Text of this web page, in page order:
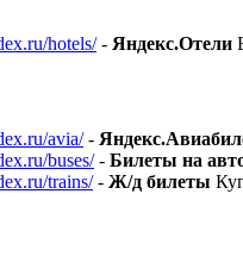
hotels/- Яндекс.Отели
avia/-
buses/- Билеты на
trains/- Ж⁠/⁠д билеты